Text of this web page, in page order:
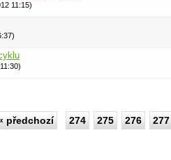
11:15)
předchozí 274 275 276
277